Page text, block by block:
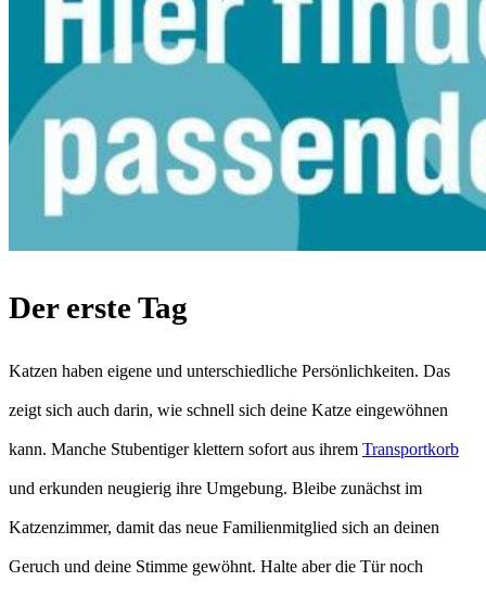
Der erste Tag
Katzen haben eigene und unterschiedliche Persönlichkeiten. Das
zeigt sich auch darin, wie schnell sich deine Katze eingewöhnen
kann. Manche Stubentiger klettern sofort aus ihrem Transportkorb
und erkunden neugierig ihre Umgebung. Bleibe zunächst im
Katzenzimmer, damit das neue Familienmitglied sich an deinen
Geruch und deine Stimme gewöhnt. Halte aber die Tür noch